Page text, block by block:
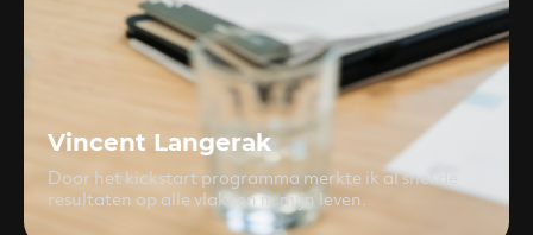
Vincent Langerak
Door het kickstart programma merkte ik al snel de
resultaten op alle vlakken in mijn leven.